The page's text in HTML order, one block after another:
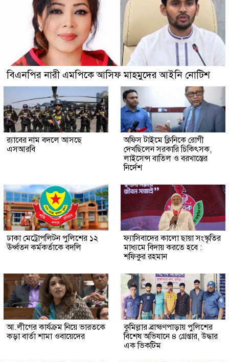
বিএনপির নারী এমপিকে আসিফ মাহমুদের আইনি নোটিশ
র‍্যাবের নাম বদলে আসছে
এসআরবি
অফিস টাইমে ক্লিনিকে রোগী
দেখছিলেন সরকারি চিকিৎসক,
লাইসেন্স বাতিল ও বরখাস্তের
নির্দেশ
ঢাকা মেট্রোপলিটন পুলিশের ১২
ঊর্ধ্বতন কর্মকর্তাকে বদলি
ফ্যাসিবাদের কালো ছায়া সংস্কৃতির
মাধ্যমে বিদায় করতে হবে :
শফিকুর রহমান
আ.লীগের কার্যক্রম নিয়ে ভারতকে
কড়া বার্তা শামা ওবায়েদের
কুমিল্লার ব্রাহ্মণপাড়ায় পুলিশের
বিশেষ অভিযানে ৪ গ্রেপ্তার, উদ্ধার
এক ভিকটিম